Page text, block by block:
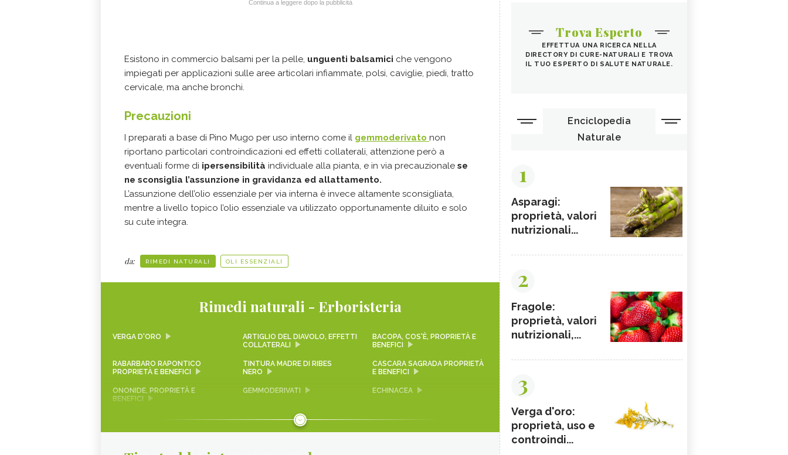
Continua a leggere dopo la pubblicità
Esistono in commercio balsami per la pelle, unguenti balsamici che vengono
impiegati per applicazioni sulle aree articolari infiammate, polsi, caviglie, piedi, tratto
cervicale, ma anche bronchi.
Precauzioni
I preparati a base di Pino Mugo per uso interno come il gemmoderivato non
riportano particolari controindicazioni ed effetti collaterali, attenzione però a
eventuali forme di ipersensibilità individuale alla pianta, e in via precauzionale se
ne sconsiglia l’assunzione in gravidanza ed allattamento.
L’assunzione dell’olio essenziale per via interna è invece altamente sconsigliata,
mentre a livello topico l’olio essenziale va utilizzato opportunamente diluito e solo
su cute integra.
da: RIMEDI NATURALI OLI ESSENZIALI
Rimedi naturali - Erboristeria
VERGA D'ORO
ARTIGLIO DEL DIAVOLO, EFFETTI
COLLATERALI
BACOPA, COS'È, PROPRIETÀ E
BENEFICI
RABARBARO RAPONTICO
PROPRIETÀ E BENEFICI
TINTURA MADRE DI RIBES
NERO
CASCARA SAGRADA PROPRIETÀ
E BENEFICI
ONONIDE, PROPRIETÀ E
BENEFICI
GEMMODERIVATI ECHINACEA
Trova Esperto
EFFETTUA UNA RICERCA NELLA
DIRECTORY DI CURE-NATURALI E TROVA
IL TUO ESPERTO DI SALUTE NATURALE.
Enciclopedia
Naturale
1
Asparagi:
proprietà, valori
nutrizionali...
2
Fragole:
proprietà, valori
nutrizionali,...
3
Verga d'oro:
proprietà, uso e
controindi...